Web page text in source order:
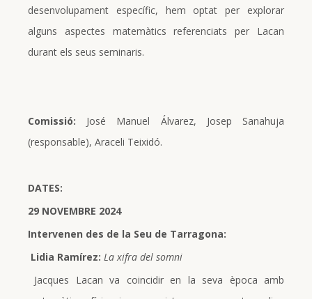
desenvolupament específic, hem optat per explorar
alguns aspectes matemàtics referenciats per Lacan
durant els seus seminaris.
Comissió: José Manuel Álvarez, Josep Sanahuja
(responsable), Araceli Teixidó.
DATES:
29 NOVEMBRE 2024
Intervenen des de la Seu de Tarragona:
Lidia Ramírez: La xifra del somni
Jacques Lacan va coincidir en la seva època amb